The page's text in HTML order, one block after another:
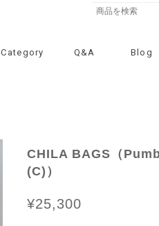
Category Q&A Blog
CHILA BAGS（
(C)）
¥25,300